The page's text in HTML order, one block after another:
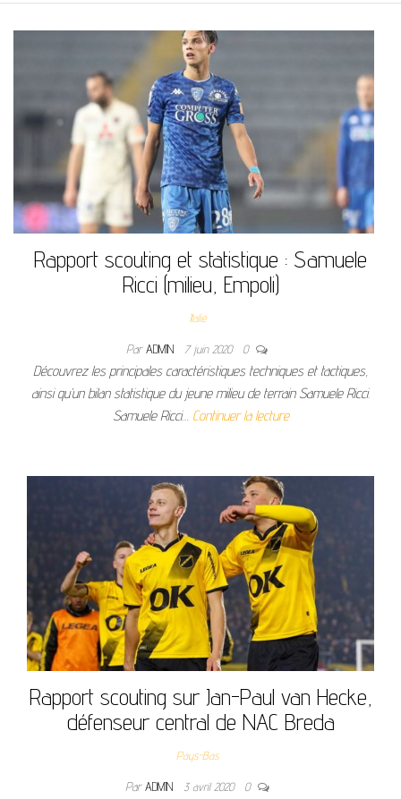
Rapport scouting et statistique : Samuele
Ricci (milieu, Empoli)
Italie
ParADMIN 7 juin 2020 0
Découvrez les principales caractéristiques techniques et tactiques,
ainsi qu’un bilan statistique du jeune milieu de terrain Samuele Ricci.
Samuele Ricci… Continuer la lecture
Rapport scouting sur Jan-Paul van Hecke,
défenseur central de NAC Breda
Pays-Bas
ParADMIN 3 avril 2020 0